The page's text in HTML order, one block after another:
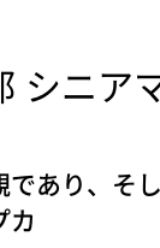
ニア
であり、そ
カ